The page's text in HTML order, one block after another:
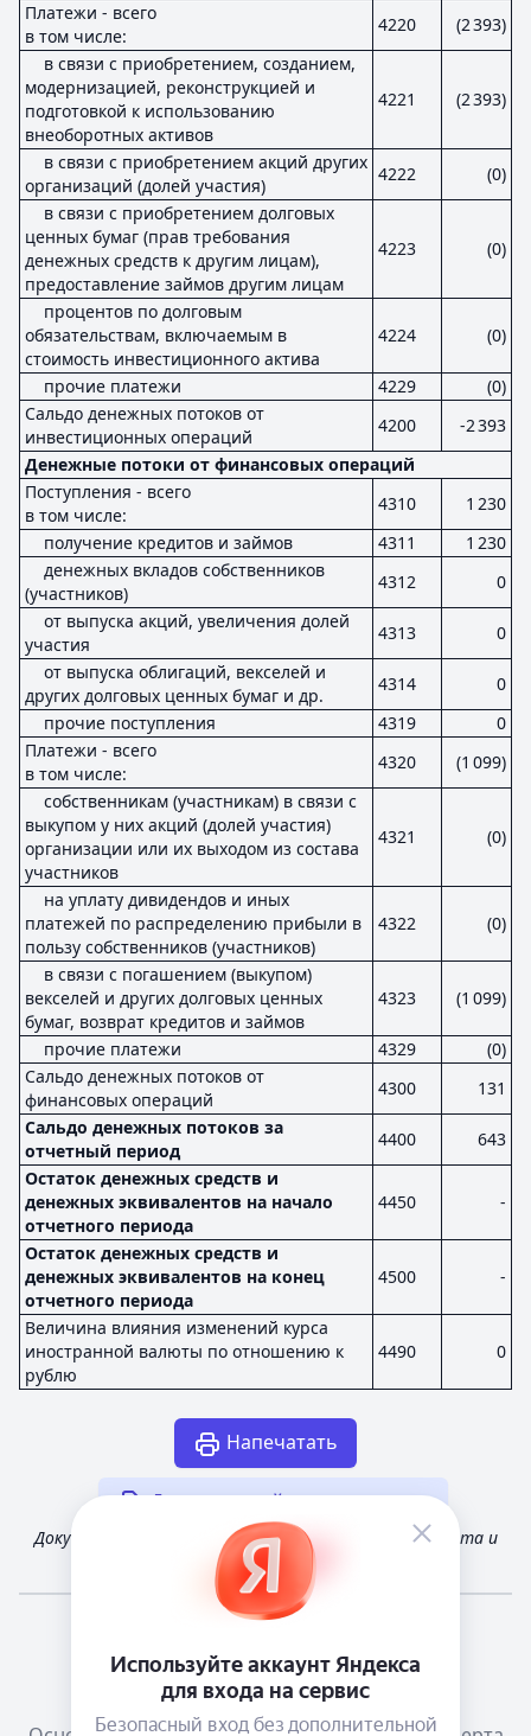
Платежи - всего
в том числе:
4220
(2 393)
в связи с приобретением, созданием,
модернизацией, реконструкцией и
подготовкой к использованию
внеоборотных активов
4221 (2 393)
в связи с приобретением акций других
организаций (долей участия)
4222
(0)
в связи с приобретением долговых
ценных бумаг (прав требования
денежных средств к другим лицам),
предоставление займов другим лицам
4223 (0)
процентов по долговым
обязательствам, включаемым в
стоимость инвестиционного актива
4224 (0)
прочие платежи 4229
(0)
Сальдо денежных потоков от
инвестиционных операций
4200
-2 393
Денежные потоки от финансовых операций
Поступления - всего
в том числе:
4310
1 230
получение кредитов и займов
4311
1 230
денежных вкладов собственников
(участников)
4312
0
от выпуска акций, увеличения долей
участия
4313
0
от выпуска облигаций, векселей и
других долговых ценных бумаг и др.
4314
0
прочие поступления
4319
0
Платежи - всего
в том числе:
4320
(1 099)
собственникам (участникам) в связи с
выкупом у них акций (долей участия)
организации или их выходом из состава
участников
4321 (0)
на уплату дивидендов и иных
платежей по распределению прибыли в
пользу собственников (участников)
4322 (0)
в связи с погашением (выкупом)
векселей и других долговых ценных
бумаг, возврат кредитов и займов
4323 (1 099)
прочие платежи 4329
(0)
Сальдо денежных потоков от
финансовых операций
4300
131
Сальдо денежных потоков за
отчетный период
4400
643
Остаток денежных средств и
денежных эквивалентов на начало
отчетного периода
4450 -
Остаток денежных средств и
денежных эквивалентов на конец
отчетного периода
4500 -
Величина влияния изменений курса
иностранной валюты по отношению к
рублю
4490 0
Напечатать
Другая случайная отчетность
Документ получен из открытых источников Росстата и
Федеральной налоговой службы России
Телеграм канал о сервисе